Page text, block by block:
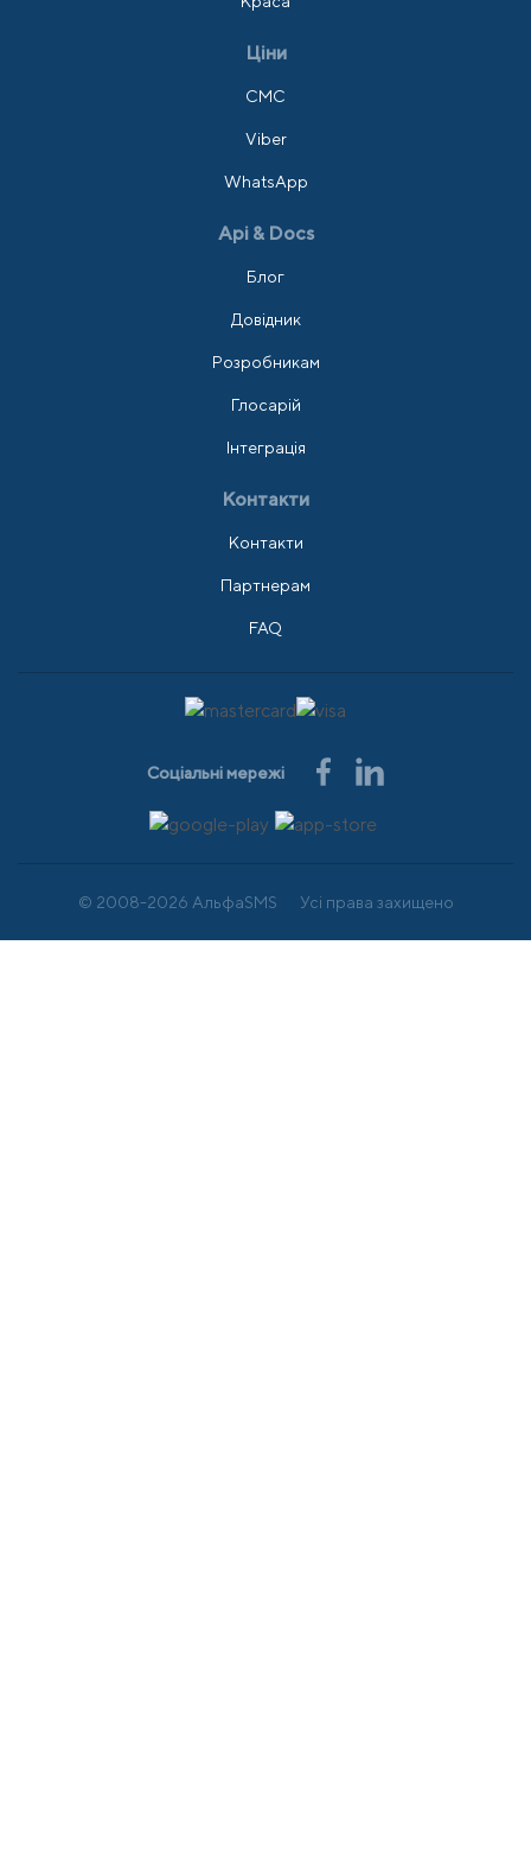
Ціни
СМС
Viber
WhatsApp
Api & Docs
Блог
Довідник
Розробникам
Глосарій
Інтеграція
Контакти
Контакти
Партнерам
FAQ
Соціальні мережі
© 2008-2026 АльфаSMS Усі права захищено